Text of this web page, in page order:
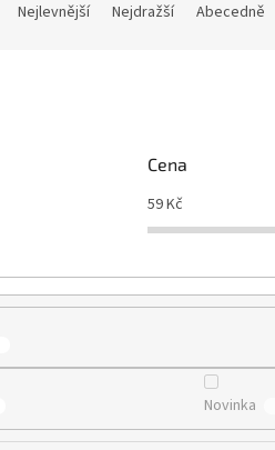
Nejlevnější Nejdražší Abecedně
Cena
59Kč
Novinka